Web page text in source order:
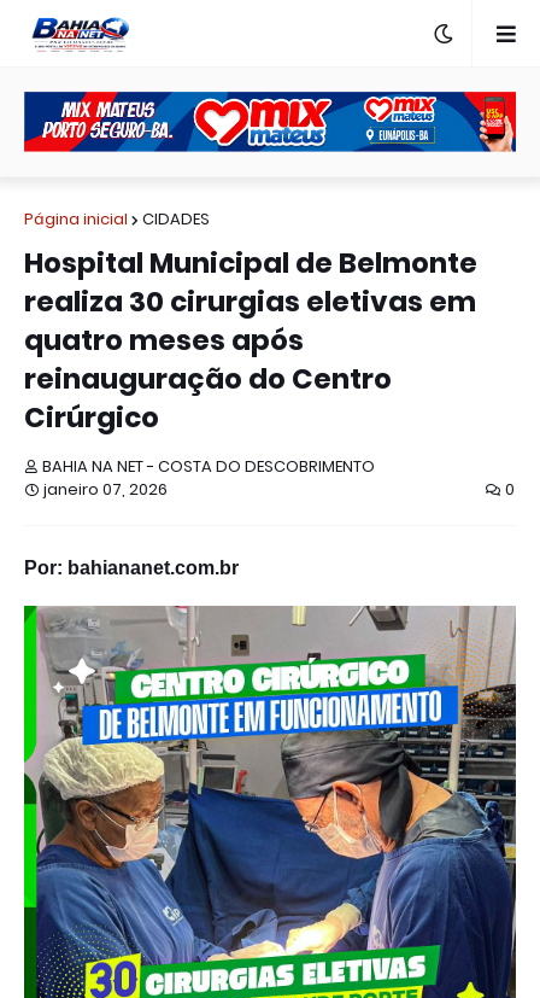
Página inicial CIDADES
Hospital Municipal de Belmonte
realiza 30 cirurgias eletivas em
quatro meses após
reinauguração do Centro
Cirúrgico
BAHIA NA NET - COSTA DO DESCOBRIMENTO
janeiro 07, 2026
0
Por: bahiananet.com.br